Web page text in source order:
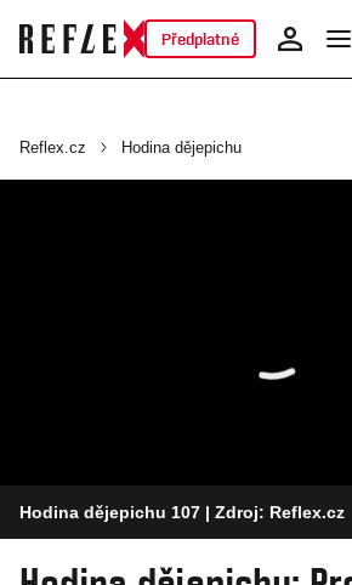
Předplatné
Reflex.cz Hodina dějepichu
Hodina dějepichu 107 | Zdroj: Reflex.cz